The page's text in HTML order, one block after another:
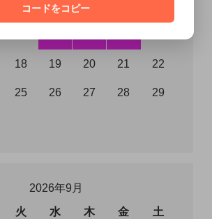
4 5 6
18 19 20 21 22
25 26 27 28 29
2026年9月
火 水 木 金 土
コードをコピー